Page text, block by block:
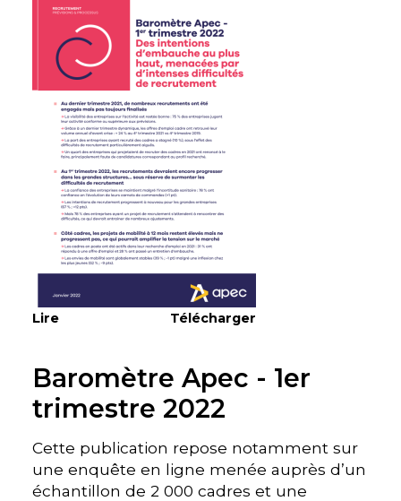
Lire Télécharger
Baromètre Apec - 1er
trimestre 2022
Cette publication repose notamment sur
une enquête en ligne menée auprès d’un
échantillon de 2 000 cadres et une